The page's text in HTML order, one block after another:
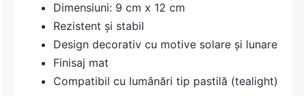
Dimensiuni: 9 cm x 12 cm
Rezistent și stabil
Design decorativ cu motive solare și lunare
Finisaj mat
Compatibil cu lumânări tip pastilă (tealight)